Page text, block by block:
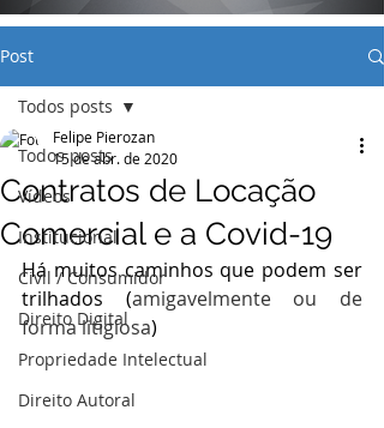
Post
Todos posts
Vídeos
Institucional
Civil / Consumidor
Direito Digital
Propriedade Intelectual
Direito Autoral
Todos posts
Contratos de Locação
Comercial e a Covid-19
Felipe Pierozan
15 de abr. de 2020
Há muitos caminhos que podem ser
trilhados (amigavelmente ou de
forma litigiosa)